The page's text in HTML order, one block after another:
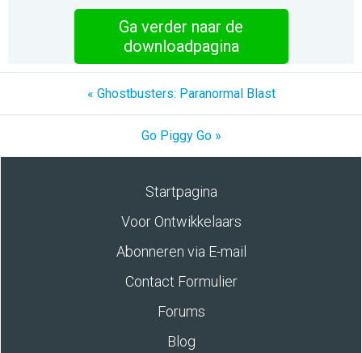
Ga verder naar de
downloadpagina
« Ghostbusters: Paranormal Blast
Go Piggy Go »
Startpagina
Voor Ontwikkelaars
Abonneren via E-mail
Contact Formulier
Forums
Blog